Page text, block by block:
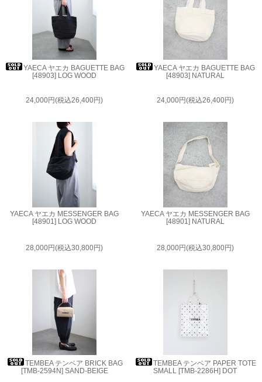
YAECA ヤエカ BAGUETTE BAG
[48903] LOG WOOD
24,000円(税込26,400円)
YAECA ヤエカ BAGUETTE BAG
[48903] NATURAL
24,000円(税込26,400円)
YAECA ヤエカ MESSENGER BAG
[48901] LOG WOOD
28,000円(税込30,800円)
YAECA ヤエカ MESSENGER BAG
[48901] NATURAL
28,000円(税込30,800円)
TEMBEA テンベア BRICK BAG
[TMB-2594N] SAND-BEIGE
TEMBEA テンベア PAPER TOTE
SMALL [TMB-2286H] DOT